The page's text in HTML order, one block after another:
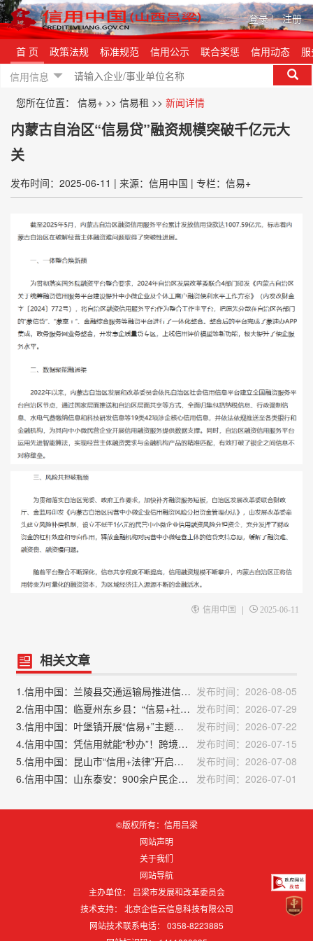
登录| 注册
首 页 政策法规 标准规范 信用公示 联合奖惩 信用动态
信用信息
您所在位置： 信易+ >> 信易租 >> 新闻详情
内蒙古自治区“信易贷”融资规模突破千亿元大
关
发布时间：2025-06-11 | 来源：信用中国 | 专栏：信易+
信用中国 | 2025-06-11
相关文章
1.信用中国：兰陵县交通运输局推进信用修复“一件事”改革 发布时间：2026-08-05
2.信用中国：临夏州东乡县：“信易+社会救助”让民生兜底更精准更公平 发布时间：2026-07-29
3.信用中国：叶堡镇开展“信易+”主题宣传活动
发布时间：2026-07-22
4.信用中国：凭信用就能“秒办”！跨境贸易试点藏着精细化治理大智慧
发布时间：2026-07-15
5.信用中国：昆山市“信用+法律”开启公共法律服务新路径
发布时间：2026-07-08
6.信用中国：山东泰安：900余户民企告别信用空白
发布时间：2026-07-01
©版权所有：信用吕梁
网站声明
关于我们
网站导航
主办单位： 吕梁市发展和改革委员会
技术支持： 北京企信云信息科技有限公司
网站技术联系电话： 0358-8223885